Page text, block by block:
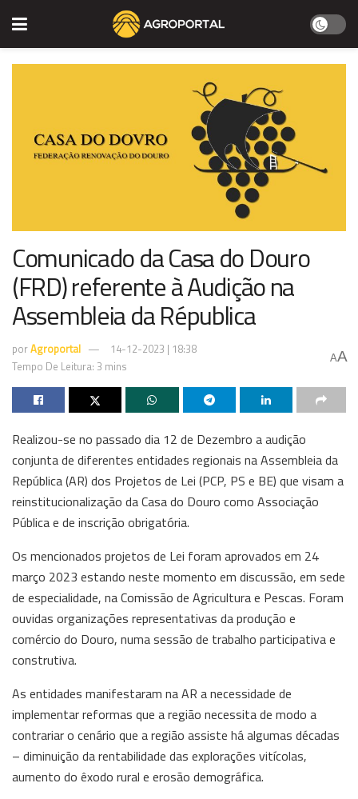
Comunicado da Casa do Douro
(FRD) referente à Audição na
Assembleia da Républica
porAgroportal
14-12-2023 | 18:38
Tempo De Leitura: 3 mins
AA
Realizou-se no passado dia 12 de Dezembro a audição
conjunta de diferentes entidades regionais na Assembleia da
República (AR) dos Projetos de Lei (PCP, PS e BE) que visam a
reinstitucionalização da Casa do Douro como Associação
Pública e de inscrição obrigatória.
Os mencionados projetos de Lei foram aprovados em 24
março 2023 estando neste momento em discussão, em sede
de especialidade, na Comissão de Agricultura e Pescas. Foram
ouvidas organizações representativas da produção e
comércio do Douro, numa sessão de trabalho participativa e
construtiva.
As entidades manifestaram na AR a necessidade de
implementar reformas que a região necessita de modo a
contrariar o cenário que a região assiste há algumas décadas
– diminuição da rentabilidade das explorações vitícolas,
aumento do êxodo rural e erosão demográfica.